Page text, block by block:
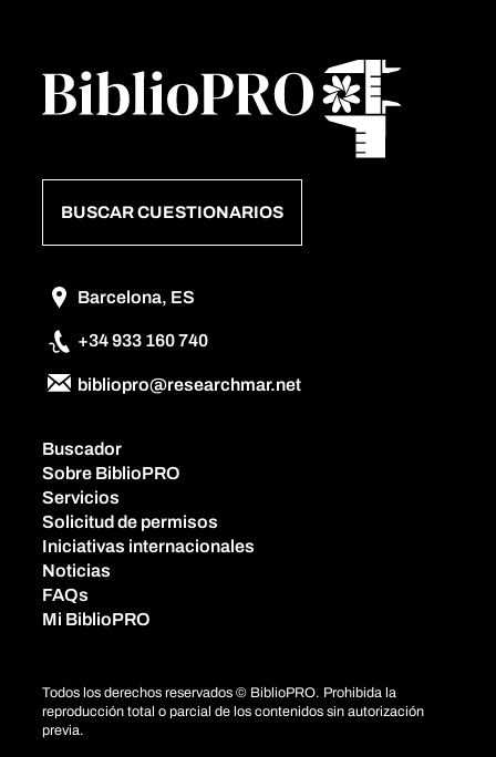
BUSCAR CUESTIONARIOS
Barcelona, ES
+34 933 160 740
bibliopro@researchmar.net
Buscador
Sobre BiblioPRO
Servicios
Solicitud de permisos
Iniciativas internacionales
Noticias
FAQs
Mi BiblioPRO
Todos los derechos reservados © BiblioPRO. Prohibida la
reproducción total o parcial de los contenidos sin autorización
previa.